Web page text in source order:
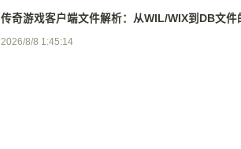
传奇游戏客户端文件解析：从WIL/WIX到DB文件
2026/8/8 1:45:14